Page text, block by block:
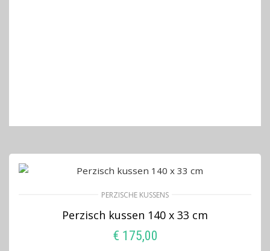
PERZISCHE KUSSENS
Perzisch kussen 140 x 33 cm
€ 175,00